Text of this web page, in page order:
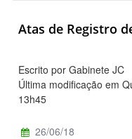
Atas de Registro
Escrito por Gabinete JC
Última modificação em
13h45
26/06/18